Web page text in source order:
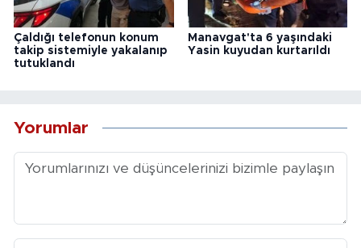
Çaldığı telefonun konum
takip sistemiyle yakalanıp
tutuklandı
Manavgat'ta 6 yaşındaki
Yasin kuyudan kurtarıldı
Yorumlar